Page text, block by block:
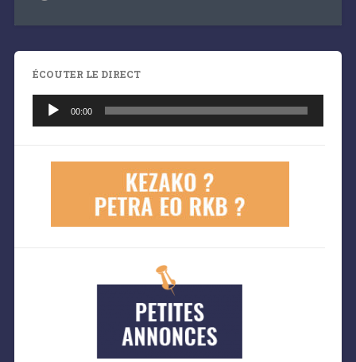
ÉCOUTER LE DIRECT
audio
00:00